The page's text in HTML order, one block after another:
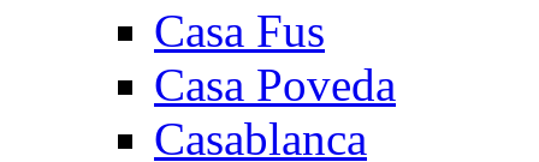
Casa Fus
Casa Poveda
Casablanca